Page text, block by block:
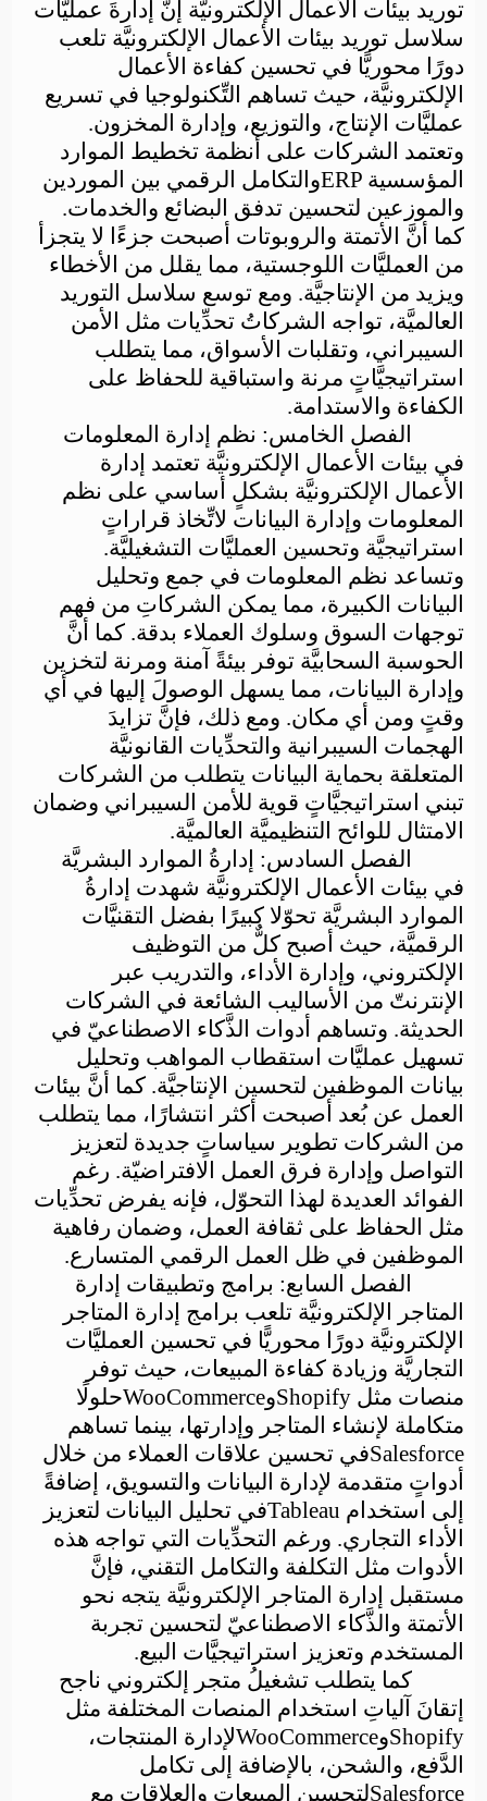
توريد بيئات الأعمال الإلكترونيَّة إنَّ إدارةَ عمليَّات
سلاسل توريد بيئات الأعمال الإلكترونيَّة تلعب
دورًا محوريًّا في تحسين كفاءة الأعمال
الإلكترونيَّة، حيث تساهم التِّكنولوجيا في تسريع
عمليَّات الإنتاج، والتوزيع، وإدارة المخزون.
وتعتمد الشركات على أنظمة تخطيط الموارد
المؤسسية ERPوالتكامل الرقمي بين الموردين
والموزعين لتحسين تدفق البضائع والخدمات.
كما أنَّ الأتمتة والروبوتات أصبحت جزءًا لا يتجزأ
من العمليَّات اللوجستية، مما يقلل من الأخطاء
ويزيد من الإنتاجيَّة. ومع توسع سلاسل التوريد
العالميَّة، تواجه الشركاتُ تحدِّيات مثل الأمن
السيبراني، وتقلبات الأسواق، مما يتطلب
استراتيجيَّاتٍ مرنة واستباقية للحفاظ على
الكفاءة والاستدامة.
الفصل الخامس: نظم إدارة المعلومات
في بيئات الأعمال الإلكترونيَّةتعتمد إدارة
الأعمال الإلكترونيَّة بشكلٍ أساسي على نظم
المعلومات وإدارة البيانات لاتِّخاذ قراراتٍ
استراتيجيَّة وتحسين العمليَّات التشغيليَّة.
وتساعد نظم المعلومات في جمع وتحليل
البيانات الكبيرة، مما يمكن الشركاتِ من فهم
توجهات السوق وسلوك العملاء بدقة. كما أنَّ
الحوسبة السحابيَّة توفر بيئةً آمنة ومرنة لتخزين
وإدارة البيانات، مما يسهل الوصولَ إليها في أي
وقتٍ ومن أي مكان. ومع ذلك، فإنَّ تزايدَ
الهجمات السيبرانية والتحدِّيات القانونيَّة
المتعلقة بحماية البيانات يتطلب من الشركات
تبني استراتيجيَّاتٍ قوية للأمن السيبراني وضمان
الامتثال للوائح التنظيميَّة العالميَّة.
الفصل السادس: إدارةُ الموارد البشريَّة
في بيئات الأعمال الإلكترونيَّة شهدت إدارةُ
الموارد البشريَّة تحوّلا كبيرًا بفضل التقنيَّات
الرقميَّة، حيث أصبح كلٌّ من التوظيف
الإلكتروني، وإدارة الأداء، والتدريب عبر
الإنترنتّ من الأساليب الشائعة في الشركات
الحديثة. وتساهم أدوات الذَّكاء الاصطناعيّ في
تسهيل عمليَّات استقطاب المواهب وتحليل
بيانات الموظفين لتحسين الإنتاجيَّة. كما أنَّ بيئات
العمل عن بُعد أصبحت أكثر انتشارًا، مما يتطلب
من الشركات تطوير سياساتٍ جديدة لتعزيز
التواصل وإدارة فرق العمل الافتراضيّة. رغم
الفوائد العديدة لهذا التحوّل، فإنه يفرض تحدِّيات
مثل الحفاظ على ثقافة العمل، وضمان رفاهية
الموظفين في ظل العمل الرقمي المتسارع.
الفصل السابع: برامج وتطبيقات إدارة
المتاجر الإلكترونيَّةتلعب برامج إدارة المتاجر
الإلكترونيَّة دورًا محوريًّا في تحسين العمليَّات
التجاريَّة وزيادة كفاءة المبيعات، حيث توفر
منصات مثلShopifyوWooCommerceحلولًا
متكاملة لإنشاء المتاجر وإدارتها، بينما تساهم
Salesforceفي تحسين علاقات العملاء من خلال
أدواتٍ متقدمة لإدارة البيانات والتسويق، إضافةً
إلى استخدام Tableauفي تحليل البيانات لتعزيز
الأداء التجاري. ورغم التحدِّيات التي تواجه هذه
الأدوات مثل التكلفة والتكامل التقني، فإنَّ
مستقبل إدارة المتاجر الإلكترونيَّة يتجه نحو
الأتمتة والذَّكاء الاصطناعيّ لتحسين تجربة
المستخدم وتعزيز استراتيجيَّات البيع.
كما يتطلب تشغيلُ متجر إلكتروني ناجح
إتقانَ آلياتِ استخدام المنصات المختلفة مثل
ShopifyوWooCommerceلإدارة المنتجات،
الدَّفع، والشحن، بالإضافة إلى تكامل
Salesforceلتحسين المبيعات والعلاقات مع